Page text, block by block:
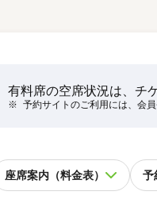
有料席の空席状況は、チ
※ 予約サイトのご利用には、会
座席案内（料金表） 予